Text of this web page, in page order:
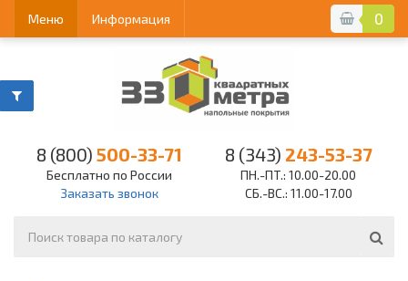
0
Меню Информация
8 (800) 500-33-71
Бесплатно по России
Заказать звонок
8 (343) 243-53-37
ПН.-ПТ.: 10.00-20.00
СБ.-ВС.: 11.00-17.00